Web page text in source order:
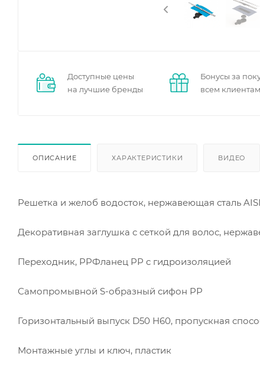
Доступные цены
на лучшие бренды
Бонусы за
всем клиентам
ОПИСАНИЕ ХАРАКТЕРИСТИКИ ВИДЕО
Решетка и желоб водосток, нержавеющая сталь
Декоративная заглушка с сеткой для волос,
Переходник, PPФланец PP c гидроизоляцией
Самопромывной S-образный сифон PP
Горизонтальный выпуск D50 H60, пропускная
Монтажные углы и ключ, пластик